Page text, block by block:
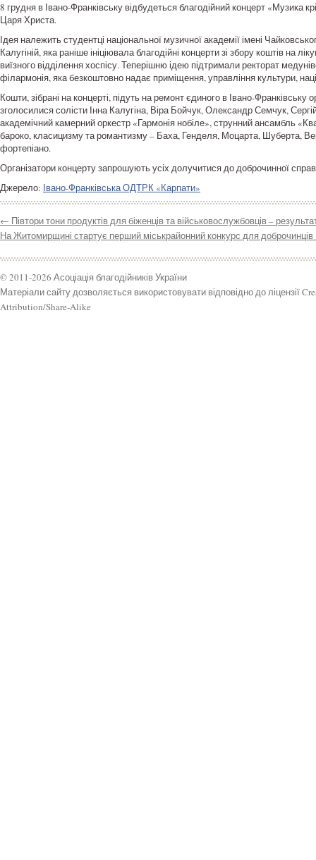
8 грудня в Івано-Франківську відбудеться благодійний концерт «Музика
Царя Христа.
Ідея належить студентці національної музичної академії імені
Калугіній, яка раніше ініціювала благодійні концерти зі збору коштів на
виїзного відділення хоспісу. Теперішню ідею підтримали ректорат
філармонія, яка безкоштовно надає приміщення, управління культури,
Кошти, зібрані на концерті, підуть на ремонт єдиного в Івано-
зголосилися солісти Інна Калугіна, Віра Бойчук, Олександр Семчук,
академічний камерний оркестр «Гармонія нобіле», струнний ансамбль
бароко, класицизму та романтизму – Баха, Генделя, Моцарта, Шуберта,
фортепіано.
Організатори концерту запрошують усіх долучитися до доброчинної
Джерело: Івано-Франківська ОДТРК «Карпати»
← Півтори тони продуктів для біженців та військовослужбовців –
На Житомирщині стартує перший міськрайонний конкурс для
© 2011-2026 Асоціація благодійників України
Матеріали сайту дозволяється використовувати відповідно до ліцензії
Attribution/Share-Alike